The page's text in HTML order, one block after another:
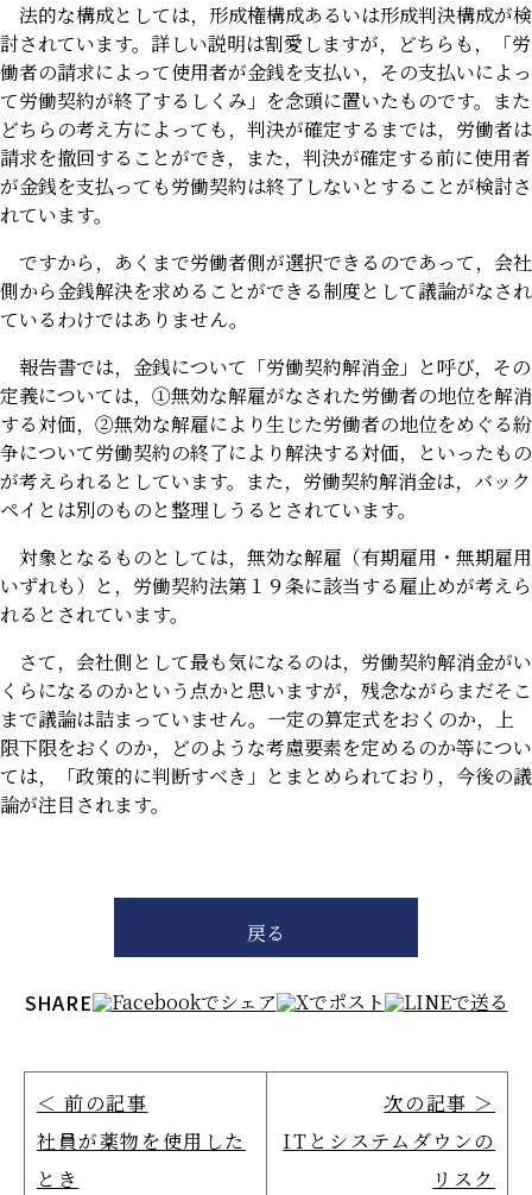
法的な構成としては，形成権構成あるいは形成判決構成が検
討されています。詳しい説明は割愛しますが，どちらも，「労
働者の請求によって使用者が金銭を支払い，その支払いによっ
て労働契約が終了するしくみ」を念頭に置いたものです。また
どちらの考え方によっても，判決が確定するまでは，労働者は
請求を撤回することができ，また，判決が確定する前に使用者
が金銭を支払っても労働契約は終了しないとすることが検討さ
れています。
ですから，あくまで労働者側が選択できるのであって，会社
側から金銭解決を求めることができる制度として議論がなされ
ているわけではありません。
報告書では，金銭について「労働契約解消金」と呼び，その
定義については，①無効な解雇がなされた労働者の地位を解消
する対価，②無効な解雇により生じた労働者の地位をめぐる紛
争について労働契約の終了により解決する対価，といったもの
が考えられるとしています。また，労働契約解消金は，バック
ペイとは別のものと整理しうるとされています。
対象となるものとしては，無効な解雇（有期雇用・無期雇用
いずれも）と，労働契約法第１９条に該当する雇止めが考えら
れるとされています。
さて，会社側として最も気になるのは，労働契約解消金がい
くらになるのかという点かと思いますが，残念ながらまだそこ
まで議論は詰まっていません。一定の算定式をおくのか，上
限下限をおくのか，どのような考慮要素を定めるのか等につい
ては，「政策的に判断すべき」とまとめられており，今後の議
論が注目されます。
戻る
SHARE
＜ 前の記事
社員が薬物を使用した
とき
次の記事 ＞
ITとシステムダウンの
リスク